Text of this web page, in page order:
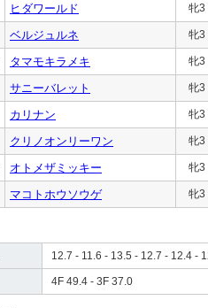
ヒダワールド 牝3
ベルジュルネ 牝3
タマモキラメキ 牝3
サニーバレット 牝3
カリナン 牝3
クリノオンリーワン 牝3
オトメザミッキー 牝3
マコトホウソウゲ 牝3
12.7 - 11.6 - 13.5 - 12.7 - 12.4 -
4F 49.4 - 3F 37.0